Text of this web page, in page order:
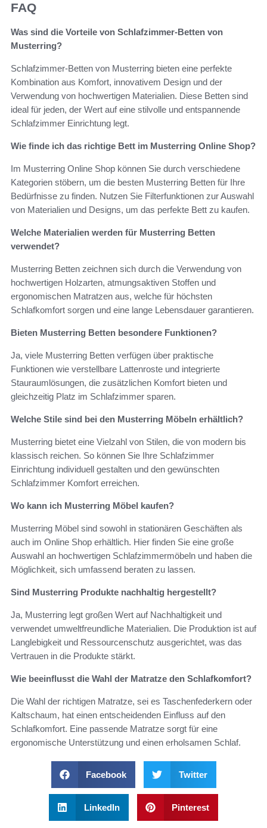
FAQ
Was sind die Vorteile von Schlafzimmer-Betten von
Musterring?
Schlafzimmer-Betten von Musterring bieten eine perfekte
Kombination aus Komfort, innovativem Design und der
Verwendung von hochwertigen Materialien. Diese Betten sind
ideal für jeden, der Wert auf eine stilvolle und entspannende
Schlafzimmer Einrichtung legt.
Wie finde ich das richtige Bett im Musterring Online Shop?
Im Musterring Online Shop können Sie durch verschiedene
Kategorien stöbern, um die besten Musterring Betten für Ihre
Bedürfnisse zu finden. Nutzen Sie Filterfunktionen zur Auswahl
von Materialien und Designs, um das perfekte Bett zu kaufen.
Welche Materialien werden für Musterring Betten
verwendet?
Musterring Betten zeichnen sich durch die Verwendung von
hochwertigen Holzarten, atmungsaktiven Stoffen und
ergonomischen Matratzen aus, welche für höchsten
Schlafkomfort sorgen und eine lange Lebensdauer garantieren.
Bieten Musterring Betten besondere Funktionen?
Ja, viele Musterring Betten verfügen über praktische
Funktionen wie verstellbare Lattenroste und integrierte
Stauraumlösungen, die zusätzlichen Komfort bieten und
gleichzeitig Platz im Schlafzimmer sparen.
Welche Stile sind bei den Musterring Möbeln erhältlich?
Musterring bietet eine Vielzahl von Stilen, die von modern bis
klassisch reichen. So können Sie Ihre Schlafzimmer
Einrichtung individuell gestalten und den gewünschten
Schlafzimmer Komfort erreichen.
Wo kann ich Musterring Möbel kaufen?
Musterring Möbel sind sowohl in stationären Geschäften als
auch im Online Shop erhältlich. Hier finden Sie eine große
Auswahl an hochwertigen Schlafzimmermöbeln und haben die
Möglichkeit, sich umfassend beraten zu lassen.
Sind Musterring Produkte nachhaltig hergestellt?
Ja, Musterring legt großen Wert auf Nachhaltigkeit und
verwendet umweltfreundliche Materialien. Die Produktion ist auf
Langlebigkeit und Ressourcenschutz ausgerichtet, was das
Vertrauen in die Produkte stärkt.
Wie beeinflusst die Wahl der Matratze den Schlafkomfort?
Die Wahl der richtigen Matratze, sei es Taschenfederkern oder
Kaltschaum, hat einen entscheidenden Einfluss auf den
Schlafkomfort. Eine passende Matratze sorgt für eine
ergonomische Unterstützung und einen erholsamen Schlaf.
Facebook Twitter
LinkedIn Pinterest